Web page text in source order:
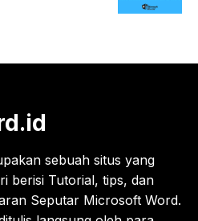
sebuah situs yang
berisi Tutorial, tips, dan
Seputar Microsoft Word.